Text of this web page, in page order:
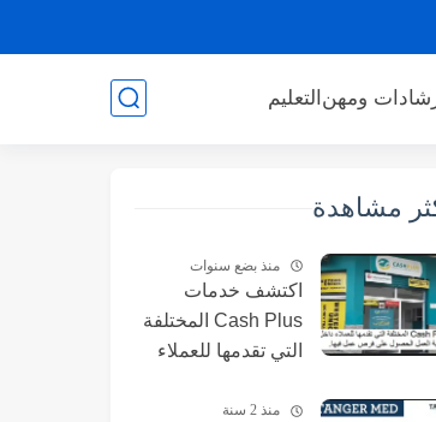
ومهن التعليم
مشاهدة
منذ بضع سنوات
اكتشف خدمات
Cash Plus المختلفة
التي تقدمها للعملاء
، وكيف أتمكن من
منذ 2 سنة